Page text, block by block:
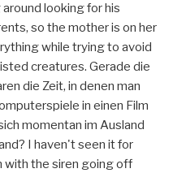
looking for his
so the mother is on her
while trying to avoid
creatures. Gerade die
die Zeit, in denen man
in einen Film
momentan im Ausland
I haven't seen it for
with the siren going off